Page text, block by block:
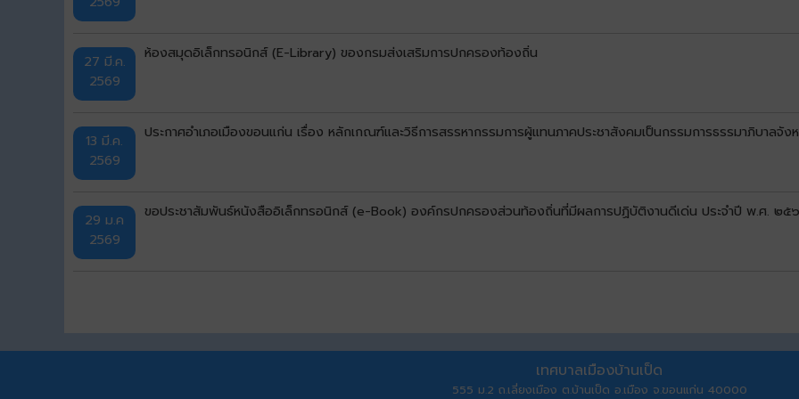
27 มี.ค.
2569
ห้องสมุดอิเล็กทรอนิกส์ (E-Library) ของกรมส่งเสริมการปกครองท้องถิ่น
13 มี.ค.
2569
ประกาศอำเภอเมืองขอนแก่น เรื่อง หลักเกณฑ์และวิธีการสรรหากรรมการผู้แทนภาคประชาสังคมเป็นกรรมการธรรมาภิบาลจัง
29 ม.ค
2569
ขอประชาสัมพันธ์หนังสืออิเล็กทรอนิกส์ (e-Book) องค์กรปกครองส่วนท้องถิ่นที่มีผลการปฏิบัติงานดีเด่น ประจำปี พ.ศ. ๒๕
เทศบาลเมืองบ้านเป็ด
555 ม.2 ถ.เลี่ยงเมือง ต.บ้านเป็ด อ.เมือง จ.ขอนแก่น 40000